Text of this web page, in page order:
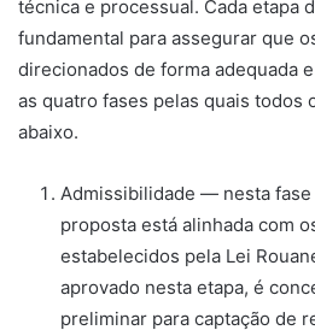
técnica e processual. Cada etapa
fundamental para assegurar que
direcionados de forma adequada
as quatro fases pelas quais todos
abaixo.
Admissibilidade — nesta
proposta está alinhada com
estabelecidos pela Lei
aprovado nesta etapa, é
preliminar para captação de